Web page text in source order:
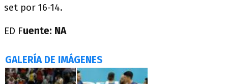
set por 16-14.
ED Fuente: NA
GALERÍA DE IMÁGENES